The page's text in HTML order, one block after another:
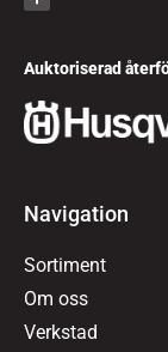
Auktoriserad
Navigation
Sortiment
Om oss
Verkstad